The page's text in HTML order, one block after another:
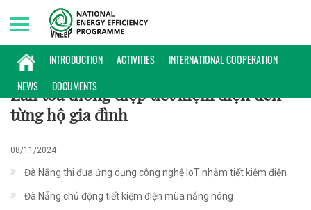
INTRODUCTION ACTIVITIES
INTERNATIONAL COOPERATION
NEWS
DOCUMENTS
Sunday, 09/08/2026 | 10:20 GMT+7
KINH NGHIỆM TRIỂN KHAI
Lan tỏa thông điệp tiết kiệm điện đến
từng hộ gia đình
08/11/2024
Đà Nẵng thi đua ứng dụng công nghệ IoT nhằm tiết kiệm điện
Đà Nẵng chủ động tiết kiệm điện mùa nắng nóng